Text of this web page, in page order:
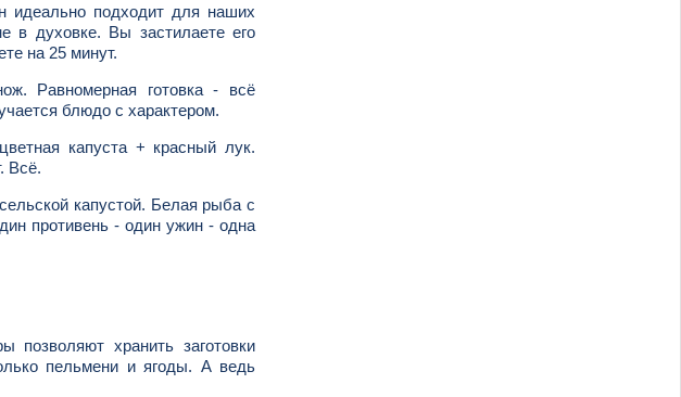
идеально подходит для наших
в духовке. Вы застилаете его
на 25 минут.
Равномерная готовка - всё
блюдо с характером.
капуста + красный лук.
Всё.
капустой. Белая рыба с
противень - один ужин - одна
позволяют хранить заготовки
пельмени и ягоды. А ведь